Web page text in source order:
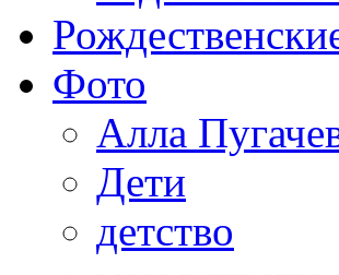
Фото
Алла
Дети
детство